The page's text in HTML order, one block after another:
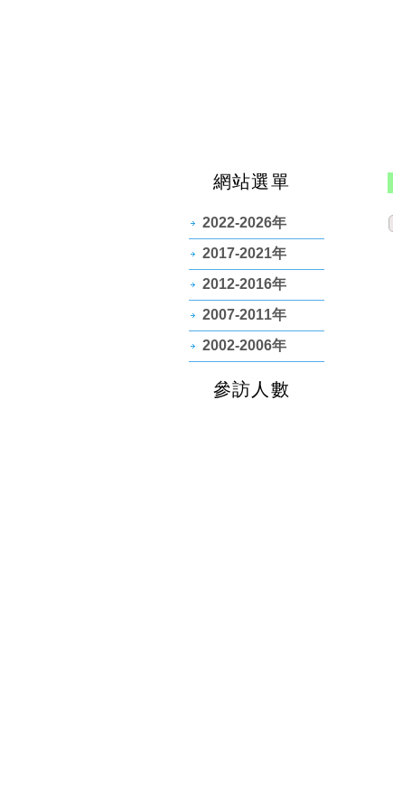
網站選單
2022-2026年
2017-2021年
2012-2016年
2007-2011年
2002-2006年
參訪人數